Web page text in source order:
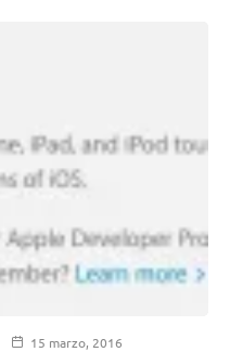
15 marzo, 2016